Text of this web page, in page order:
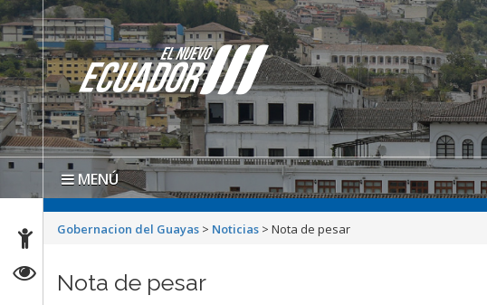
MENÚ
Gobernacion del Guayas > Noticias >Nota de pesar
Nota de pesar